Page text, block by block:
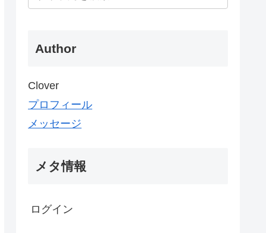
Author
Clover
プロフィール
メッセージ
メタ情報
ログイン